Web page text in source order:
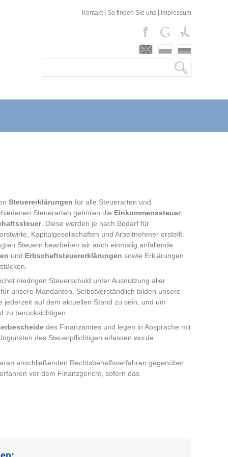
Kontakt| So finden Sie uns Impressum
Steuererklärungen für alle Steuerarten und
Steuerarten gehören die Einkommenssteuer,
. Diese werden je nach Bedarf für
Kapitalgesellschaften und Arbeitnehmer erstellt.
Steuern bearbeiten wir auch einmalig anfallende
und Erbschaftsteuererklärungen sowie Erklärungen
niedrigen Steuerschuld unter Ausnutzung aller
für unsere Mandanten. Selbstverständlich bilden unsere
auf dem aktuellen Stand zu sein, und um
zu berücksichtigen.
des Finanzamtes und legen in Absprache mit
des Steuerpflichtigen erlassen wurde.
anschließenden Rechtsbehelfsverfahren gegenüber
vor dem Finanzgericht, sofern das